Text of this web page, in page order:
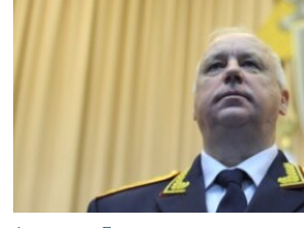
поиску
СИБИРЬ.РЕАЛИИ
РАСПИСАНИЕ ВЕЩАНИЯ
ПОДПИШИТЕСЬ НА РАССЫЛКУ
СОЦИАЛЬНЫЕ СЕТИ